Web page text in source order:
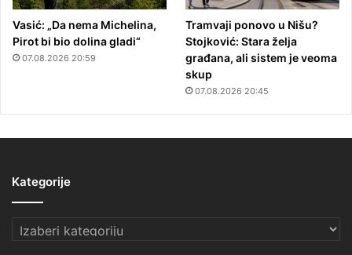
Vasić: „Da nema Michelina,
Pirot bi bio dolina gladi“
07.08.2026 20:59
Tramvaji ponovo u Nišu?
Stojković: Stara želja
građana, ali sistem je veoma
skup
07.08.2026 20:45
Kategorije
Kategorije